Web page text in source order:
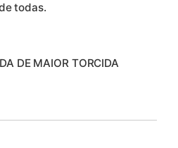
todas.
DE MAIOR TORCIDA